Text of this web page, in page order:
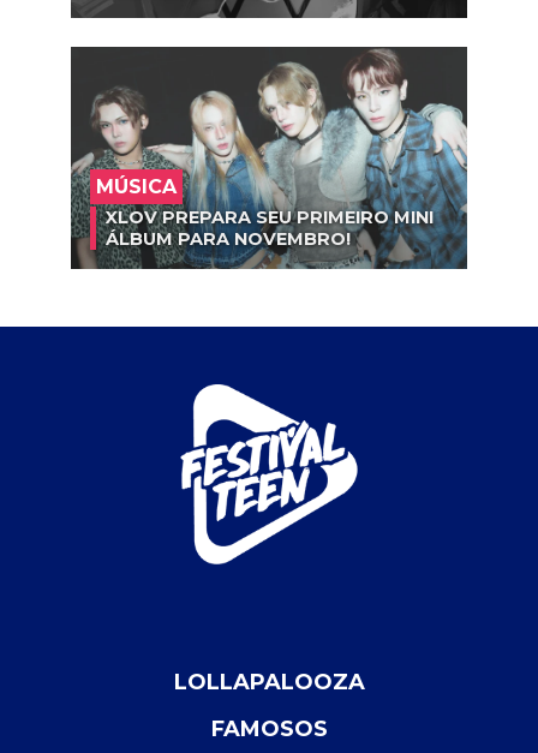
MÚSICA
XLOV PREPARA SEU PRIMEIRO MINI
ÁLBUM PARA NOVEMBRO!
LOLLAPALOOZA
FAMOSOS